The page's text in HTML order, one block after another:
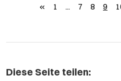
« zurück
1 ... 7 8 9
Diese Seite teilen: